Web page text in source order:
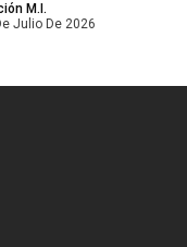
M.I.
Julio De 2026